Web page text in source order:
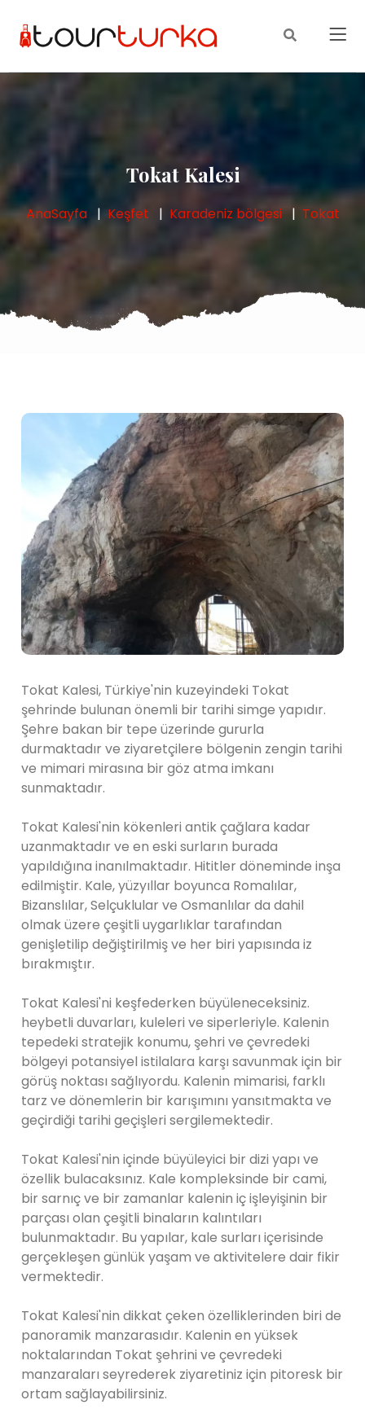
Tokat Kalesi
AnaSayfa Keşfet Karadeniz bölgesi Tokat
Tokat Kalesi, Türkiye'nin kuzeyindeki Tokat
şehrinde bulunan önemli bir tarihi simge yapıdır.
Şehre bakan bir tepe üzerinde gururla
durmaktadır ve ziyaretçilere bölgenin zengin tarihi
ve mimari mirasına bir göz atma imkanı
sunmaktadır.
Tokat Kalesi'nin kökenleri antik çağlara kadar
uzanmaktadır ve en eski surların burada
yapıldığına inanılmaktadır. Hititler döneminde inşa
edilmiştir. Kale, yüzyıllar boyunca Romalılar,
Bizanslılar, Selçuklular ve Osmanlılar da dahil
olmak üzere çeşitli uygarlıklar tarafından
genişletilip değiştirilmiş ve her biri yapısında iz
bırakmıştır.
Tokat Kalesi'ni keşfederken büyüleneceksiniz.
heybetli duvarları, kuleleri ve siperleriyle. Kalenin
tepedeki stratejik konumu, şehri ve çevredeki
bölgeyi potansiyel istilalara karşı savunmak için bir
görüş noktası sağlıyordu. Kalenin mimarisi, farklı
tarz ve dönemlerin bir karışımını yansıtmakta ve
geçirdiği tarihi geçişleri sergilemektedir.
Tokat Kalesi'nin içinde büyüleyici bir dizi yapı ve
özellik bulacaksınız. Kale kompleksinde bir cami,
bir sarnıç ve bir zamanlar kalenin iç işleyişinin bir
parçası olan çeşitli binaların kalıntıları
bulunmaktadır. Bu yapılar, kale surları içerisinde
gerçekleşen günlük yaşam ve aktivitelere dair fikir
vermektedir.
Tokat Kalesi'nin dikkat çeken özelliklerinden biri de
panoramik manzarasıdır. Kalenin en yüksek
noktalarından Tokat şehrini ve çevredeki
manzaraları seyrederek ziyaretiniz için pitoresk bir
ortam sağlayabilirsiniz.